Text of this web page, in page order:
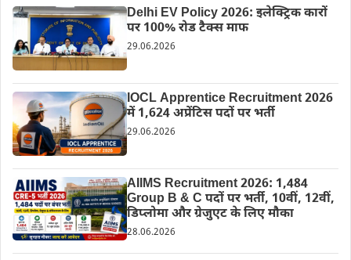
Delhi EV Policy 2026: इलेक्ट्रिक कारों
पर 100% रोड टैक्स माफ
29.06.2026
IOCL Apprentice Recruitment 2026
में 1,624 अप्रेंटिस पदों पर भर्ती
29.06.2026
AIIMS Recruitment 2026: 1,484
Group B & C पदों पर भर्ती, 10वीं, 12वीं,
डिप्लोमा और ग्रेजुएट के लिए मौका
28.06.2026